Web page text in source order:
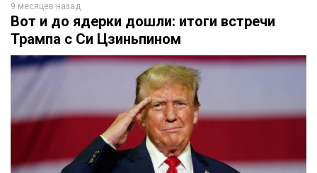
9 месяцев назад
Вот и до ядерки дошли: итоги встречи
Трампа с Си Цзиньпином